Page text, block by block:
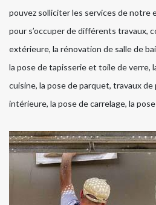
pouvez solliciter les services de notre
pour s’occuper de différents travaux,
extérieure, la rénovation de salle de
la pose de tapisserie et toile de verre,
cuisine, la pose de parquet, travaux
intérieure, la pose de carrelage, la